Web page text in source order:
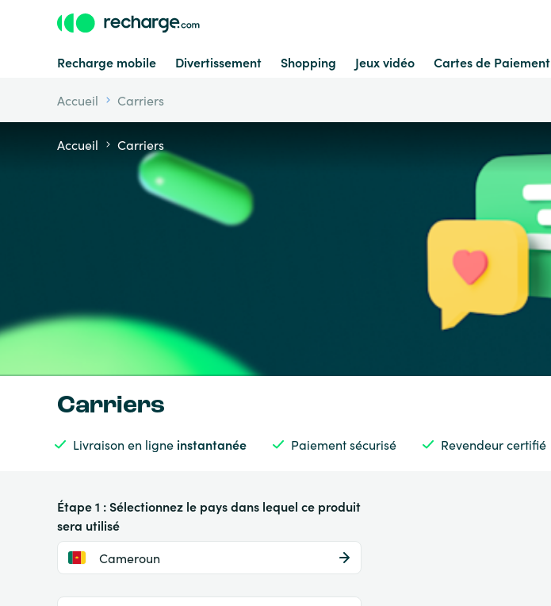
Recharge mobile Divertissement Shopping Jeux vidéo Cartes de Paiement
Accueil Carriers
Accueil Carriers
Carriers
Livraison en ligne instantanée Paiement sécurisé Revendeur certifié
Étape 1 : Sélectionnez le pays dans lequel ce produit
sera utilisé
Cameroun